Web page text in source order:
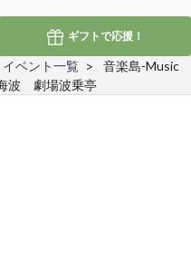
ギフトで応援！
イベント一覧
音楽島-Music
波 劇場波乗亭